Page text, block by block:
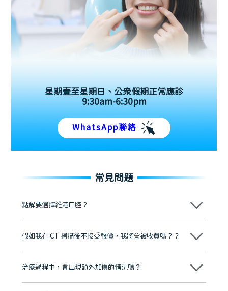
星期壹至星期日、公眾假期正常應診
9:30am-6:30pm
WhatsApp聯絡
常見問題
點解要選擇維港口腔？
維港口腔踐行「醫道濟世」的大學校訓，各分院匯聚來自香港、內地的
牌」、「2025香港企業領袖品牌」，是諾貝爾種植系統全球放心植牙中
至今已服務超過三十個國家和地區的顧客，受到粵港澳大灣區及周邊城
市市民極高的口碑評價及信任推薦 珠海、深圳設有八大分院，香港亦設
有咨詢及服務保障中心，有任何問題都可以隨時預約免費咨詢，讓人十
假如我在 CT 掃描後不接受報價，我將會被收費嗎？？
不會！只要未開始實際服務之前，你不會被收取任何費用。
治療過程中，會出現額外加價的情況嗎？
不會，治療前我們會詳細說明治療方案及對應的價錢，顧客同意並簽字